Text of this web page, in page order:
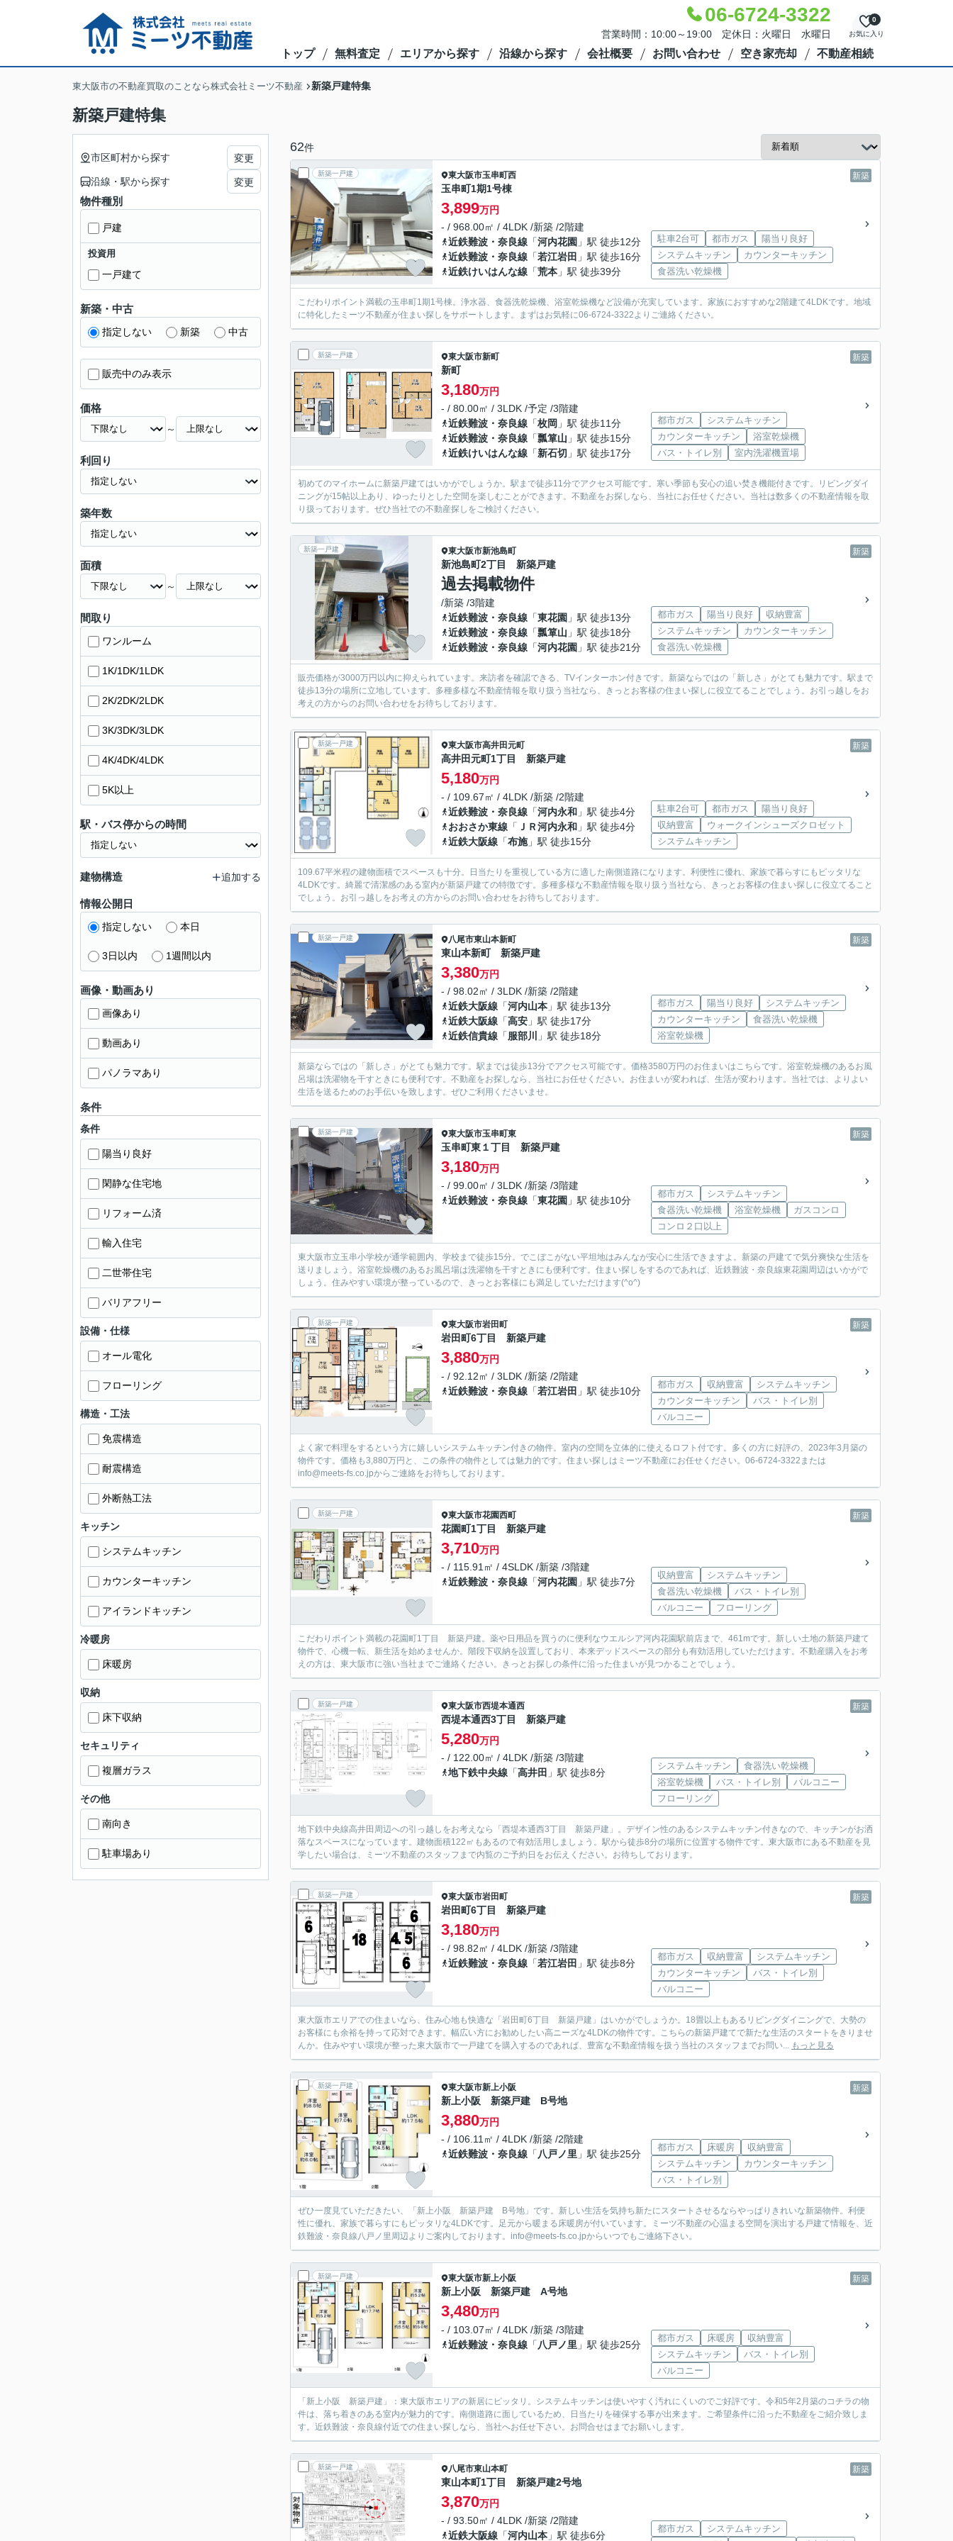
06-6724-3322
営業時間：10:00～19:00 定休日：火曜日 水曜日 お気に入り
0
トップ 無料査定 エリアから探す 沿線から探す 会社概要 お問い合わせ 空き家売却 不動産相続
東大阪市の不動産買取のことなら株式会社ミーツ不動産 新築戸建特集
新築戸建特集
62件
新築一戸建 新築
東大阪市玉串町西
玉串町1期1号棟
3,899万円
- / 968.00㎡ / 4LDK /新築 /2階建
近鉄難波・奈良線 「河内花園 」駅 徒歩12分
近鉄難波・奈良線 「若江岩田 」駅 徒歩16分
近鉄けいはんな線 「荒本 」駅 徒歩39分
駐車2台可 都市ガス
陽当り良好
システムキッチン
カウンターキッチン
食器洗い乾燥機
こだわりポイント満載の玉串町1期1号棟。浄水器、食器洗乾燥機、浴室乾燥機など設備が充実しています。家族におすすめな2階建て4LDKです。地域
に特化したミーツ不動産が住まい探しをサポートします。まずはお気軽に06-6724-3322よりご連絡ください。
新築一戸建 新築
東大阪市新町
新町
3,180万円
- / 80.00㎡ / 3LDK /予定 /3階建
近鉄難波・奈良線 「枚岡 」駅 徒歩11分
近鉄難波・奈良線 「瓢箪山 」駅 徒歩15分
近鉄けいはんな線 「新石切 」駅 徒歩17分
都市ガス
システムキッチン
カウンターキッチン
浴室乾燥機
バス・トイレ別
室内洗濯機置場
初めてのマイホームに新築戸建てはいかがでしょうか。駅まで徒歩11分でアクセス可能です。寒い季節も安心の追い焚き機能付きです。リビングダイ
ニングが15帖以上あり、ゆったりとした空間を楽しむことができます。不動産をお探しなら、当社にお任せください。当社は数多くの不動産情報を取
り扱っております。ぜひ当社での不動産探しをご検討ください。
新築一戸建 新築
東大阪市新池島町
新池島町2丁目 新築戸建
過去掲載物件
/新築 /3階建
近鉄難波・奈良線 「東花園 」駅 徒歩13分
近鉄難波・奈良線 「瓢箪山 」駅 徒歩18分
近鉄難波・奈良線 「河内花園 」駅 徒歩21分
都市ガス 陽当り良好
収納豊富
システムキッチン
カウンターキッチン
食器洗い乾燥機
販売価格が3000万円以内に抑えられています。来訪者を確認できる、TVインターホン付きです。新築ならではの「新しさ」がとても魅力です。駅まで
徒歩13分の場所に立地しています。多種多様な不動産情報を取り扱う当社なら、きっとお客様の住まい探しに役立てることでしょう。お引っ越しをお
考えの方からのお問い合わせをお待ちしております。
新築一戸建 新築
東大阪市高井田元町
高井田元町1丁目 新築戸建
5,180万円
- / 109.67㎡ / 4LDK /新築 /2階建
近鉄難波・奈良線 「河内永和 」駅 徒歩4分
おおさか東線 「 ＪＲ河内永和 」駅 徒歩4分
近鉄大阪線 「布施」駅 徒歩15分
駐車2台可 都市ガス
陽当り良好
収納豊富
ウォークインシューズクロゼット
システムキッチン
109.67平米程の建物面積でスペースも十分。日当たりを重視している方に適した南側道路になります。利便性に優れ、家族で暮らすにもピッタリな
4LDKです。綺麗で清潔感のある室内が新築戸建ての特徴です。多種多様な不動産情報を取り扱う当社なら、きっとお客様の住まい探しに役立てること
でしょう。お引っ越しをお考えの方からのお問い合わせをお待ちしております。
新築一戸建 新築
八尾市東山本新町
東山本新町 新築戸建
3,380万円
- / 98.02㎡ / 3LDK /新築 /2階建
近鉄大阪線 「河内山本 」駅 徒歩13分
近鉄大阪線 「高安 」駅 徒歩17分
近鉄信貴線 「服部川 」駅 徒歩18分
都市ガス 陽当り良好
システムキッチン
カウンターキッチン
食器洗い乾燥機
浴室乾燥機
新築ならではの「新しさ」がとても魅力です。駅までは徒歩13分でアクセス可能です。価格3580万円のお住まいはこちらです。浴室乾燥機のあるお風
呂場は洗濯物を干すときにも便利です。不動産をお探しなら、当社にお任せください。お住まいが変われば、生活が変わります。当社では、よりよい
生活を送るためのお手伝いを致します。ぜひご利用くださいませ。
新築一戸建 新築
東大阪市玉串町東
玉串町東１丁目 新築戸建
3,180万円
- / 99.00㎡ / 3LDK /新築 /3階建
近鉄難波・奈良線 「東花園 」駅 徒歩10分
都市ガス
システムキッチン
食器洗い乾燥機
浴室乾燥機
ガスコンロ
コンロ２口以上
東大阪市立玉串小学校が通学範囲内、学校まで徒歩15分。でこぼこがない平坦地はみんなが安心に生活できますよ。新築の戸建てで気分爽快な生活を
送りましょう。浴室乾燥機のあるお風呂場は洗濯物を干すときにも便利です。住まい探しをするのであれば、近鉄難波・奈良線東花園周辺はいかがで
しょう。住みやすい環境が整っているので、きっとお客様にも満足していただけます(^o^)
新築一戸建 新築
東大阪市岩田町
岩田町6丁目 新築戸建
3,880万円
- / 92.12㎡ / 3LDK /新築 /2階建
近鉄難波・奈良線 「若江岩田 」駅 徒歩10分
都市ガス 収納豊富
システムキッチン
カウンターキッチン
バス・トイレ別
バルコニー
よく家で料理をするという方に嬉しいシステムキッチン付きの物件。室内の空間を立体的に使えるロフト付です。多くの方に好評の、2023年3月築の
物件です。価格も3,880万円と、この条件の物件としては魅力的です。住まい探しはミーツ不動産にお任せください。06-6724-3322または
info@meets-fs.co.jpからご連絡をお待ちしております。
新築一戸建 新築
東大阪市花園西町
花園町1丁目 新築戸建
3,710万円
- / 115.91㎡ / 4SLDK /新築 /3階建
近鉄難波・奈良線 「河内花園 」駅 徒歩7分
収納豊富
システムキッチン
食器洗い乾燥機
バス・トイレ別
バルコニー
フローリング
こだわりポイント満載の花園町1丁目 新築戸建。薬や日用品を買うのに便利なウエルシア河内花園駅前店まで、461mです。新しい土地の新築戸建て
物件で、心機一転、新生活を始めませんか。階段下収納を設置しており、本来デッドスペースの部分も有効活用していただけます。不動産購入をお考
えの方は、東大阪市に強い当社までご連絡ください。きっとお探しの条件に沿った住まいが見つかることでしょう。
新築一戸建 新築
東大阪市西堤本通西
西堤本通西3丁目 新築戸建
5,280万円
- / 122.00㎡ / 4LDK /新築 /3階建
地下鉄中央線 「高井田 」駅 徒歩8分
システムキッチン
食器洗い乾燥機
浴室乾燥機
バス・トイレ別
バルコニー
フローリング
地下鉄中央線高井田周辺への引っ越しをお考えなら「西堤本通西3丁目 新築戸建」。デザイン性のあるシステムキッチン付きなので、キッチンがお洒
落なスペースになっています。建物面積122㎡もあるので有効活用しましょう。駅から徒歩8分の場所に位置する物件です。東大阪市にある不動産を見
学したい場合は、ミーツ不動産のスタッフまで内覧のご予約日をお伝えください。お待ちしております。
新築一戸建 新築
東大阪市岩田町
岩田町6丁目 新築戸建
3,180万円
- / 98.82㎡ / 4LDK /新築 /3階建
近鉄難波・奈良線 「若江岩田 」駅 徒歩8分
都市ガス 収納豊富
システムキッチン
カウンターキッチン
バス・トイレ別
バルコニー
東大阪市エリアでの住まいなら、住み心地も快適な「岩田町6丁目 新築戸建」はいかがでしょうか。18畳以上もあるリビングダイニングで、大勢の
お客様にも余裕を持って応対できます。幅広い方にお勧めしたい高ニーズな4LDKの物件です。こちらの新築戸建てで新たな生活のスタートをきりませ
んか。住みやすい環境が整った東大阪市で一戸建てを購入するのであれば、豊富な不動産情報を扱う当社のスタッフまでお問い... もっと見る
新築一戸建 新築
東大阪市新上小阪
新上小阪 新築戸建 B号地
3,880万円
- / 106.11㎡ / 4LDK /新築 /2階建
近鉄難波・奈良線 「 八戸ノ里 」駅 徒歩25分
都市ガス 床暖房
収納豊富
システムキッチン
カウンターキッチン
バス・トイレ別
ぜひ一度見ていただきたい、「新上小阪 新築戸建 B号地」です。新しい生活を気持ち新たにスタートさせるならやっぱりきれいな新築物件。利便
性に優れ、家族で暮らすにもピッタリな4LDKです。足元から暖まる床暖房が付いています。ミーツ不動産の心温まる空間を演出する戸建て情報を、近
鉄難波・奈良線八戸ノ里周辺よりご案内しております。info@meets-fs.co.jpからいつでもご連絡下さい。
新築一戸建 新築
東大阪市新上小阪
新上小阪 新築戸建 A号地
3,480万円
- / 103.07㎡ / 4LDK /新築 /3階建
近鉄難波・奈良線 「 八戸ノ里 」駅 徒歩25分
都市ガス 床暖房
収納豊富
システムキッチン
バス・トイレ別
バルコニー
「新上小阪 新築戸建」：東大阪市エリアの新居にピッタリ。システムキッチンは使いやすく汚れにくいのでご好評です。令和5年2月築のコチラの物
件は、落ち着きのある室内が魅力的です。南側道路に面しているため、日当たりを確保する事が出来ます。ご希望条件に沿った不動産をご紹介致しま
す。近鉄難波・奈良線付近での住まい探しなら、当社へお任せ下さい。お問合せは までお願いします。
新築一戸建 新築
八尾市東山本町
東山本町1丁目 新築戸建2号地
3,870万円
- / 93.50㎡ / 4LDK /新築 /2階建
近鉄大阪線 「河内山本 」駅 徒歩6分
都市ガス
システムキッチン
市区町村から探す 変更
沿線・駅から探す 変更
物件種別
戸建
投資用
一戸建て
新築・中古
指定しない 新築 中古
販売中のみ表示
価格
～
利回り
築年数
面積
～
間取り
ワンルーム
1K/1DK/1LDK
2K/2DK/2LDK
3K/3DK/3LDK
4K/4DK/4LDK
5K以上
駅・バス停からの時間
建物構造 追加する
情報公開日
指定しない 本日
3日以内 1週間以内
画像・動画あり
画像あり
動画あり
パノラマあり
条件
条件
陽当り良好
閑静な住宅地
リフォーム済
輸入住宅
二世帯住宅
バリアフリー
設備・仕様
オール電化
フローリング
構造・工法
免震構造
耐震構造
外断熱工法
キッチン
システムキッチン
カウンターキッチン
アイランドキッチン
冷暖房
床暖房
収納
床下収納
セキュリティ
複層ガラス
その他
南向き
駐車場あり